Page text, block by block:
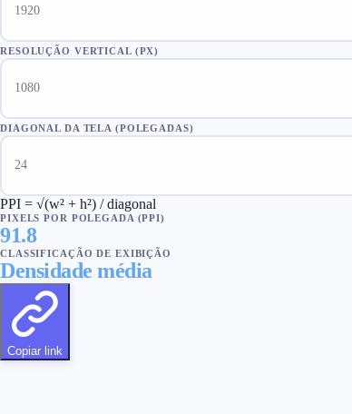
RESOLUÇÃO VERTICAL (PX)
DIAGONAL DA TELA (POLEGADAS)
PPI = √(w² + h²) / diagonal
PIXELS POR POLEGADA (PPI)
91.8
CLASSIFICAÇÃO DE EXIBIÇÃO
Densidade média
Copiar link